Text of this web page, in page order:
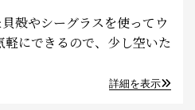
殻やシーグラスを使ってウ
にできるので、少し空いた
詳細を表示